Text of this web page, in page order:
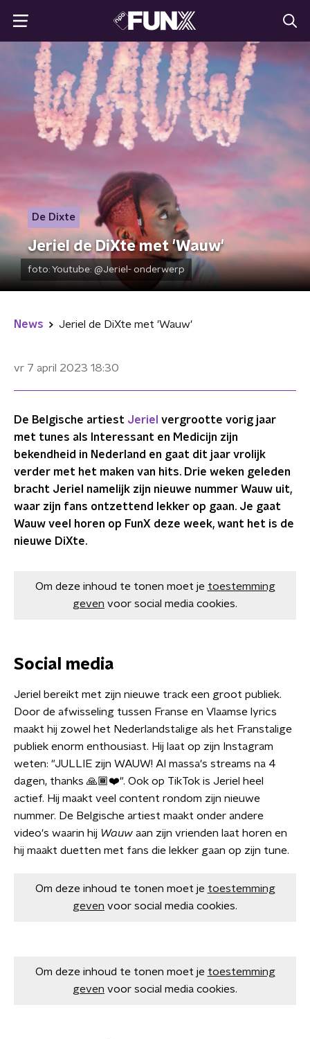
De Dixte
Jeriel de DiXte met 'Wauw'
foto: Youtube: @Jeriel- onderwerp
News Jeriel de DiXte met 'Wauw'
vr 7 april 2023 18:30
De Belgische artiest Jeriel vergrootte vorig jaar
met tunes als Interessant en Medicijn zijn
bekendheid in Nederland en gaat dit jaar vrolijk
verder met het maken van hits. Drie weken geleden
bracht Jeriel namelijk zijn nieuwe nummer Wauw uit,
waar zijn fans ontzettend lekker op gaan. Je gaat
Wauw veel horen op FunX deze week, want het is de
nieuwe DiXte.
Om deze inhoud te tonen moet je toestemming
geven voor social media cookies.
Social media
Jeriel bereikt met zijn nieuwe track een groot publiek.
Door de afwisseling tussen Franse en Vlaamse lyrics
maakt hij zowel het Nederlandstalige als het Franstalige
publiek enorm enthousiast. Hij laat op zijn Instagram
weten: "JULLIE zijn WAUW! Al massa's streams na 4
dagen, thanks 🙏🏾❤️". Ook op TikTok is Jeriel heel
actief. Hij maakt veel content rondom zijn nieuwe
nummer. De Belgische artiest maakt onder andere
video's waarin hij Wauw aan zijn vrienden laat horen en
hij maakt duetten met fans die lekker gaan op zijn tune.
Om deze inhoud te tonen moet je toestemming
geven voor social media cookies.
Om deze inhoud te tonen moet je toestemming
geven voor social media cookies.